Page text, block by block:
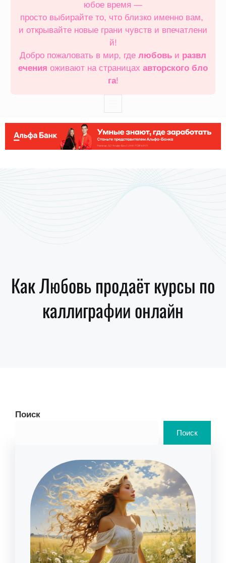
юбое время —
просто выбирайте то, что близко именно вам,
и открывайте новые грани чувств и впечатлени
й!
Добро пожаловать в мир, где любовь и развл
ечения оживают на страницах авторского бло
га!
Как Любовь продаёт курсы по
каллиграфии онлайн
Поиск
Поиск